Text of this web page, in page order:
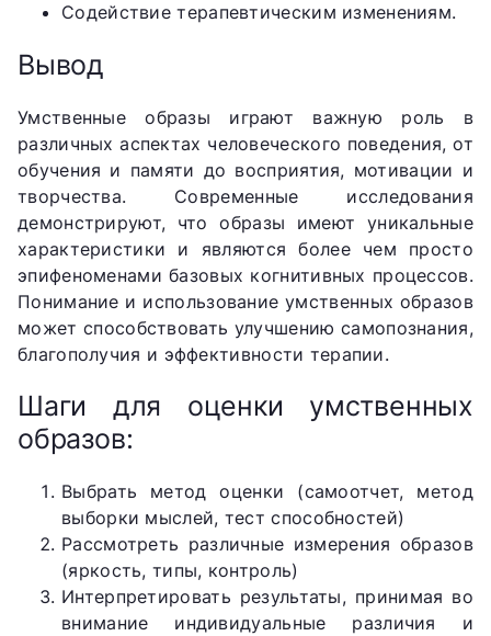
Содействие терапевтическим изменениям.
Вывод
Умственные образы играют важную роль в
различных аспектах человеческого поведения, от
обучения и памяти до восприятия, мотивации и
творчества. Современные исследования
демонстрируют, что образы имеют уникальные
характеристики и являются более чем просто
эпифеноменами базовых когнитивных процессов.
Понимание и использование умственных образов
может способствовать улучшению самопознания,
благополучия и эффективности терапии.
Шаги для оценки умственных
образов:
Выбрать метод оценки (самоотчет, метод
выборки мыслей, тест способностей)
Рассмотреть различные измерения образов
(яркость, типы, контроль)
Интерпретировать результаты, принимая во
внимание индивидуальные различия и